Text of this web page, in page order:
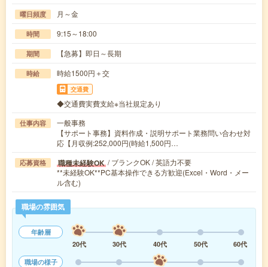
曜日頻度 月～金
時間 9:15～18:00
期間 【急募】即日～長期
時給 時給1500円＋交
交通費
◆交通費実費支給※当社規定あり
仕事内容
一般事務
【サポート事務】資料作成・説明サポート業務問い合わせ対
応【月収例:252,000円(時給1,500円…
応募資格 職種未経験OK / ブランクOK / 英語力不要
**未経験OK**PC基本操作できる方歓迎(Excel・Word・メー
ル含む)
職場の雰囲気
年齢層
20代
30代 40代 50代
60代
職場の様子